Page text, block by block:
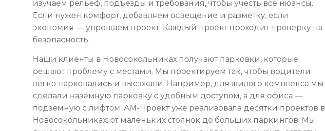
изучаем рельеф, подъезды и требования, чтобы учесть все нюансы.
Если нужен комфорт, добавляем освещение и разметку, если
экономия — упрощаем проект. Каждый проект проходит проверку на
безопасность.
Наши клиенты в Новосокольниках получают парковки, которые
решают проблему с местами. Мы проектируем так, чтобы водители
легко парковались и выезжали. Например, для жилого комплекса мы
сделали наземную парковку с удобным доступом, а для офиса —
подземную с лифтом. АМ-Проект уже реализовала десятки проектов в
Новосокольниках: от маленьких стоянок до больших паркингов. Мы